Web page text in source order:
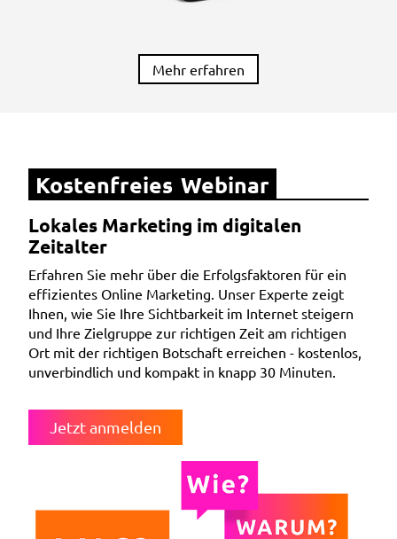
Mehr erfahren
Kostenfreies Webinar
Lokales Marketing im digitalen
Zeitalter
Erfahren Sie mehr über die Erfolgsfaktoren für ein
effizientes Online Marketing. Unser Experte zeigt
Ihnen, wie Sie Ihre Sichtbarkeit im Internet steigern
und Ihre Zielgruppe zur richtigen Zeit am richtigen
Ort mit der richtigen Botschaft erreichen - kostenlos,
unverbindlich und kompakt in knapp 30 Minuten.
Jetzt anmelden